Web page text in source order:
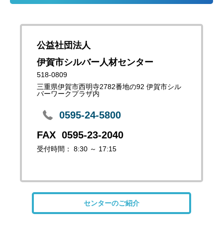
公益社団法人
伊賀市シルバー人材センター
518-0809
三重県伊賀市西明寺2782番地の92 伊賀市シル
バーワークプラザ内
0595-24-5800
0595-23-2040
受付時間： 8:30 ～ 17:15
センターのご紹介